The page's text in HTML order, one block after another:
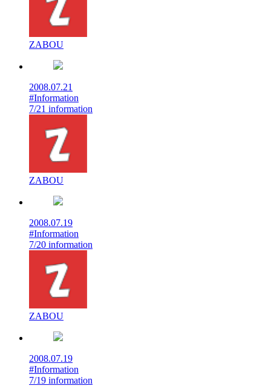
ZABOU
2008.07.21
#Information
7/21 information
ZABOU
2008.07.19
#Information
7/20 information
ZABOU
2008.07.19
#Information
7/19 information